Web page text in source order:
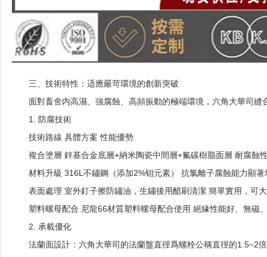
三、技術特性：适應嚴苛環境的創新突破
面對畜舍内高濕、強腐蝕、高頻振動的極端環境，六角大華司
1. 防腐技術
技術路線 具體方案 性能優勢
複合塗層 鋅基合金底層+納米陶瓷中間層+氟碳樹脂面層 耐腐蝕
材料升級 316L不鏽鋼（添加2%钼元素）
抗氯離子腐蝕能力顯
表面處理 室外釘子擦防鏽油，生鏽後用醋刷清潔 簡單實用，可
塑料螺母配合 尼龍66材質塑料螺母配合使用 絕緣性能好、無磁
2. 承載優化
法蘭面設計：六角大華司的法蘭盤直徑爲螺栓公稱直徑的1.5~2